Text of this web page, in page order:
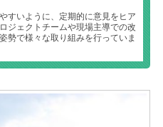
すいように、定期的に意見をヒア
ジェクトチームや現場主導での改
勢で様々な取り組みを行っていま